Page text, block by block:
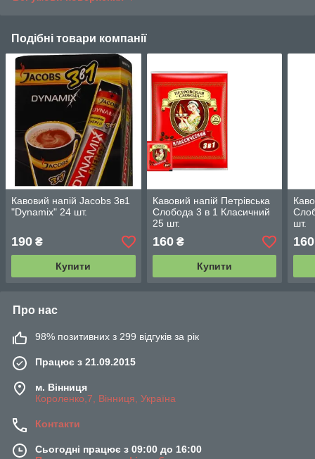
Подібні товари компанії
Кавовий напій Jacobs 3в1
"Dynamix" 24 шт.
190 ₴
Купити
Кавовий напій Петрівська
Слобода 3 в 1 Класичний
25 шт.
160₴
Купити
шт.
160
Про нас
98% позитивних з 299 відгуків за рік
Працює з 21.09.2015
м. Вінниця
Короленко,7, Вінниця, Україна
Контакти
Сьогодні працює з 09:00 до 16:00